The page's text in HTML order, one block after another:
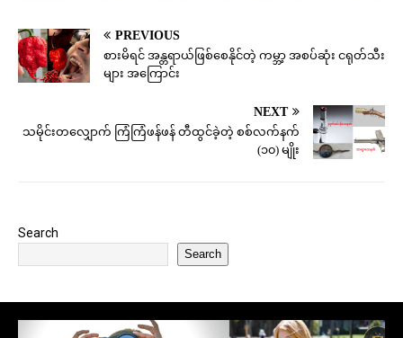
PREVIOUS
စားမိရင် အန္တရာယ်ဖြစ်စေနိုင်တဲ့ ကမ္ဘာ့ အစပ်ဆုံး ငရုတ်သီး
များ အကြောင်း
NEXT
သမိုင်းတလျှောက် ကြံကြံဖန်ဖန် တီထွင်ခဲ့တဲ့ စစ်လက်နက်
(၁၀) မျိုး
Search
Search